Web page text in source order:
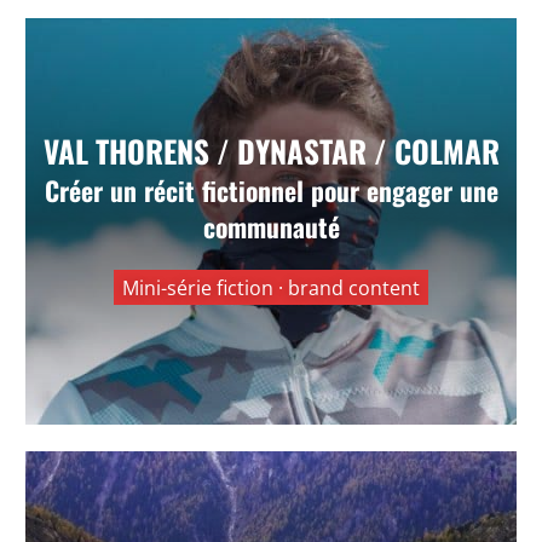
VAL THORENS / DYNASTAR / COLMAR
Créer un récit fictionnel pour engager une
communauté
Mini-série fiction · brand content
Val Thorens / Dynastar / Colmar —
Toute la vérité sur le Fight Ski Club
Faire d’une opération de marque un récit
fictionnel capable de créer curiosité, engagement
et mémorisation.
VOIR +